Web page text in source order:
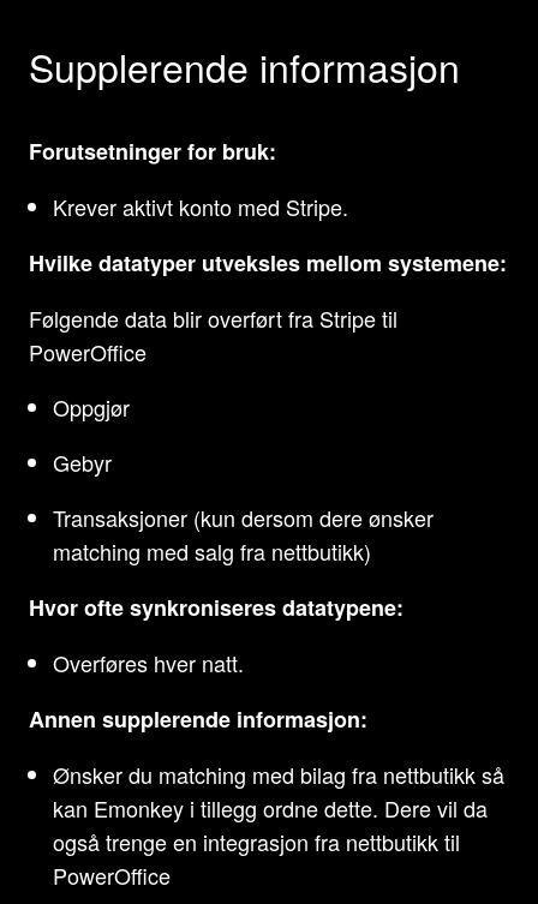
Supplerende informasjon
Forutsetninger for bruk:
Krever aktivt konto med Stripe.
Hvilke datatyper utveksles mellom systemene:
Følgende data blir overført fra Stripe til
PowerOffice
Oppgjør
Gebyr
Transaksjoner (kun dersom dere ønsker
matching med salg fra nettbutikk)
Hvor ofte synkroniseres datatypene:
Overføres hver natt.
Annen supplerende informasjon:
Ønsker du matching med bilag fra nettbutikk så
kan Emonkey i tillegg ordne dette. Dere vil da
også trenge en integrasjon fra nettbutikk til
PowerOffice